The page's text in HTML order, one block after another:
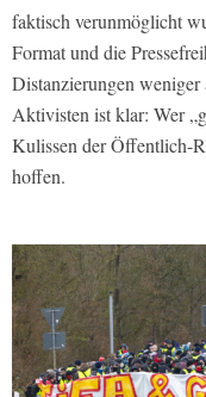
faktisch verunmöglicht
Format und die
Distanzierungen
Aktivisten ist klar: Wer
Kulissen der Öffentlich-
hoffen.